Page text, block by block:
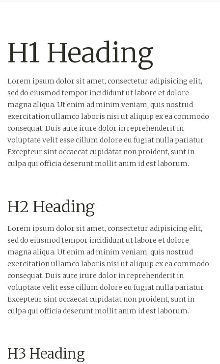
H1 Heading
Lorem ipsum dolor sit amet, consectetur adipisicing elit,
sed do eiusmod tempor incididunt ut labore et dolore
magna aliqua. Ut enim ad minim veniam, quis nostrud
exercitation ullamco laboris nisi ut aliquip ex ea commodo
consequat. Duis aute irure dolor in reprehenderit in
voluptate velit esse cillum dolore eu fugiat nulla pariatur.
Excepteur sint occaecat cupidatat non proident, sunt in
culpa qui officia deserunt mollit anim id est laborum.
H2 Heading
Lorem ipsum dolor sit amet, consectetur adipisicing elit,
sed do eiusmod tempor incididunt ut labore et dolore
magna aliqua. Ut enim ad minim veniam, quis nostrud
exercitation ullamco laboris nisi ut aliquip ex ea commodo
consequat. Duis aute irure dolor in reprehenderit in
voluptate velit esse cillum dolore eu fugiat nulla pariatur.
Excepteur sint occaecat cupidatat non proident, sunt in
culpa qui officia deserunt mollit anim id est laborum.
H3 Heading